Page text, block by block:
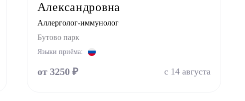
Александровна
Аллерголог-иммунолог
Бутово парк
Языки приёма:
от 3250 ₽ с 14 августа